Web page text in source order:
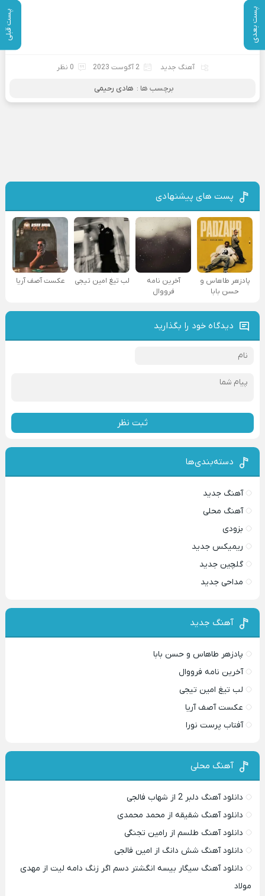
پست بعدی پست قبلی
آهنگ جدید 2 آگوست 2023 0 نظر
برچسب ها : هادی رحیمی
پست های پیشنهادی
پادزهر طاهاس و
حسن بابا
آخرین نامه
فرووال
لب تیغ امین تیجی عکست آصف آریا
دیدگاه خود را بگذارید
ثبت نظر
دسته‌بندی‌ها
آهنگ جدید
آهنگ محلی
بزودی
ریمیکس جدید
گلچین جدید
مداحی جدید
آهنگ جدید
پادزهر طاهاس و حسن بابا
آخرین نامه فرووال
لب تیغ امین تیجی
عکست آصف آریا
آفتاب پرست نورا
آهنگ محلی
دانلود آهنگ دلبر 2 از شهاب فالجی
دانلود آهنگ شقیقه از محمد محمدی
دانلود آهنگ طلسم از رامین تجنگی
دانلود آهنگ شش دانگ از امین فالجی
دانلود آهنگ سیگار بیسه انگشتر دسم اگر زنگ دامه لیت از مهدی
مولاد